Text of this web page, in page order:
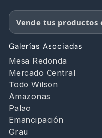
Vende tus productos
Galerías Asociadas
Mesa Redonda
Mercado Central
Todo Wilson
Amazonas
Palao
Emancipación
Grau